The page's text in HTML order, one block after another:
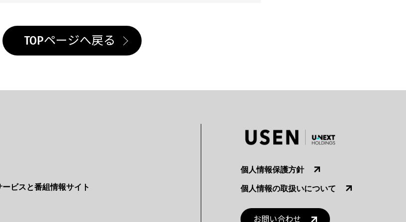
TOPページへ戻る
ビスと番組情報サイト
個人情報保護方針
個人情報の取扱いについて
お問い合わせ